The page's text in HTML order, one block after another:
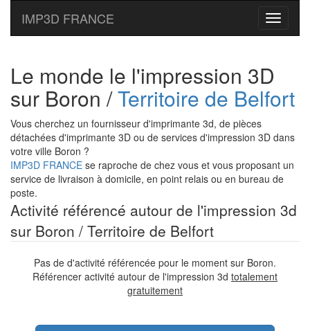
Toggle
IMP3D FRANCE
Le monde le l'impression 3D
sur Boron /Territoire de Belfort
Vous cherchez un fournisseur d'imprimante 3d, de pièces
détachées d'imprimante 3D ou de services d'impression 3D dans
votre ville Boron ?
IMP3D FRANCE se raproche de chez vous et vous proposant un
service de livraison à domicile, en point relais ou en bureau de
poste.
Activité référencé autour de l'impression 3d
sur Boron / Territoire de Belfort
Pas de d'activité référencée pour le moment sur Boron.
Référencer activité autour de l'impression 3d totalement
gratuitement